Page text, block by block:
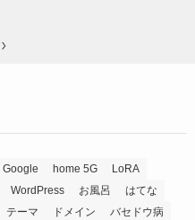
Google home 5G
LoRA
WordPress お風呂
はてな
テーマ ドメイン
バセドウ病